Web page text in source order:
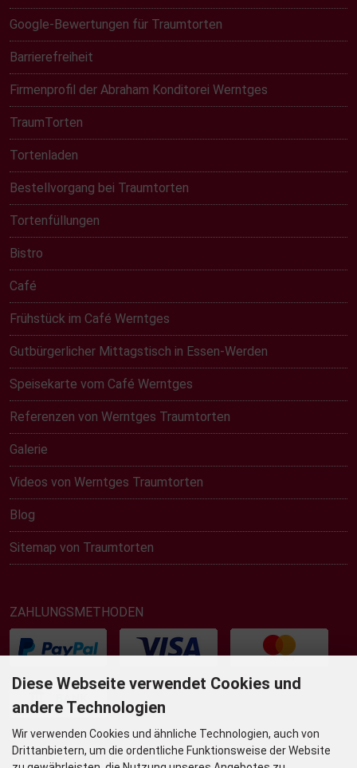
Google-Bewertungen für Traumtorten
Barrierefreiheit
Firmenprofil der Abraham Konditorei Werntges
TraumTorten
Tortenladen
Bestellvorgang bei Traumtorten
Tortenfüllungen
Bistro
Café
Frühstück im Café Werntges
Gutbürgerlicher Mittagstisch in Essen-Werden
Speisekarte vom Café Werntges
Referenzen von Werntges Traumtorten
Galerie
Videos von Werntges Traumtorten
Blog
Sitemap von Traumtorten
ZAHLUNGSMETHODEN
Diese Webseite verwendet Cookies und
andere Technologien
Wir verwenden Cookies und ähnliche Technologien, auch von
Drittanbietern, um die ordentliche Funktionsweise der Website